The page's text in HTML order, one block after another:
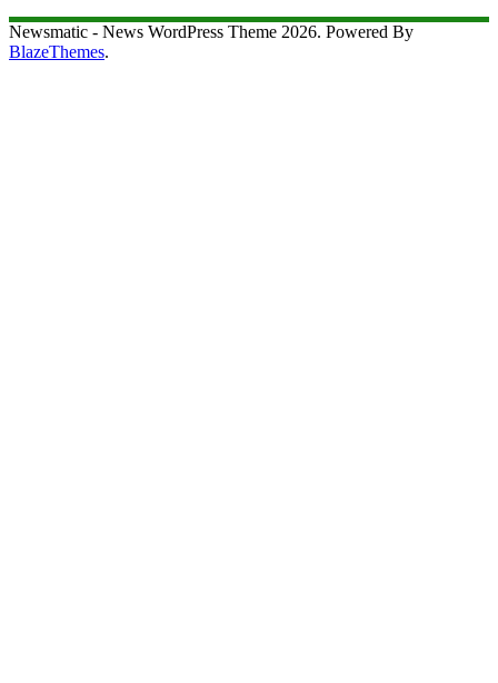
Newsmatic - News WordPress Theme 2026. Powered By
BlazeThemes.